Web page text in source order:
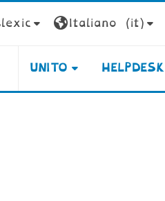
Italiano ‎(it)‎
UNITO HELPDESK